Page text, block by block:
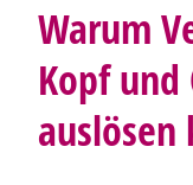
Warum
Kopf
auslösen